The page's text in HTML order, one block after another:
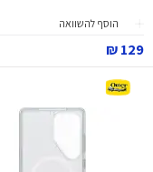
הוסף להשוואה
129 ₪